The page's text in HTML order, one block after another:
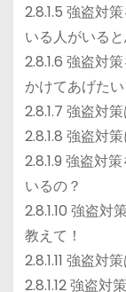
2.8.1.5 強盗対
いる人がいる
2.8.1.6 強盗対
かけてあげた
2.8.1.7 強盗対
2.8.1.8 強盗対
2.8.1.9 強盗対
いるの？
2.8.1.10 強盗対
教えて！
2.8.1.11 強盗対
2.8.1.12 強盗対